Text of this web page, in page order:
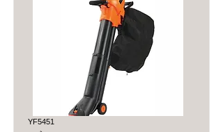
YF5451